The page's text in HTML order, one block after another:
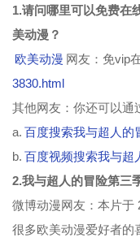
1.请问哪里可以免费在
美动漫？
欧美动漫 网友：免vip
3830.html
其他网友：你还可以通
a. 百度搜索我与超人的
b. 百度视频搜索我与超
2.我与超人的冒险第三
微博动漫网友：本片于
很多欧美动漫爱好者的